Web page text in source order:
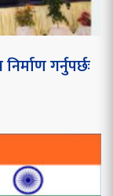
गर्नुपर्छः